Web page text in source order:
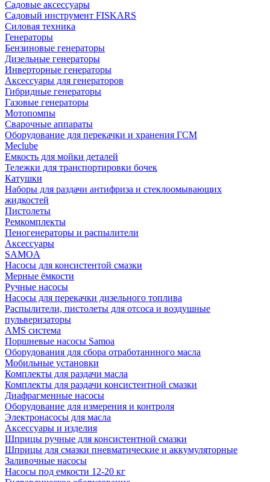
Садовые аксессуары
Садовый инструмент FISKARS
Силовая техника
Генераторы
Бензиновые генераторы
Дизельные генераторы
Инверторные генераторы
Аксессуары для генераторов
Гибридные генераторы
Газовые генераторы
Мотопомпы
Сварочные аппараты
Оборудование для перекачки и хранения ГСМ
Meclube
Емкость для мойки деталей
Тележки для транспортировки бочек
Катушки
Наборы для раздачи антифриза и стеклоомывающих
жидкостей
Пистолеты
Ремкомплекты
Пеногенераторы и распылители
Аксессуары
SAMOA
Насосы для консистентой смазки
Мерные ёмкости
Ручные насосы
Насосы для перекачки дизельного топлива
Распылители, пистолеты для отсоса и воздушные
пульверизаторы
AMS система
Поршневые насосы Samoa
Оборудования для сбора отработаннного масла
Мобильные установки
Комплекты для раздачи масла
Комплекты для раздачи консистентной смазки
Диафрагменные насосы
Оборудование для измерения и контроля
Электронасосы для масла
Аксессуары и изделия
Шприцы ручные для консистентной смазки
Шприцы для смазки пневматические и аккумуляторные
Заливочные насосы
Насосы под емкости 12-20 кг